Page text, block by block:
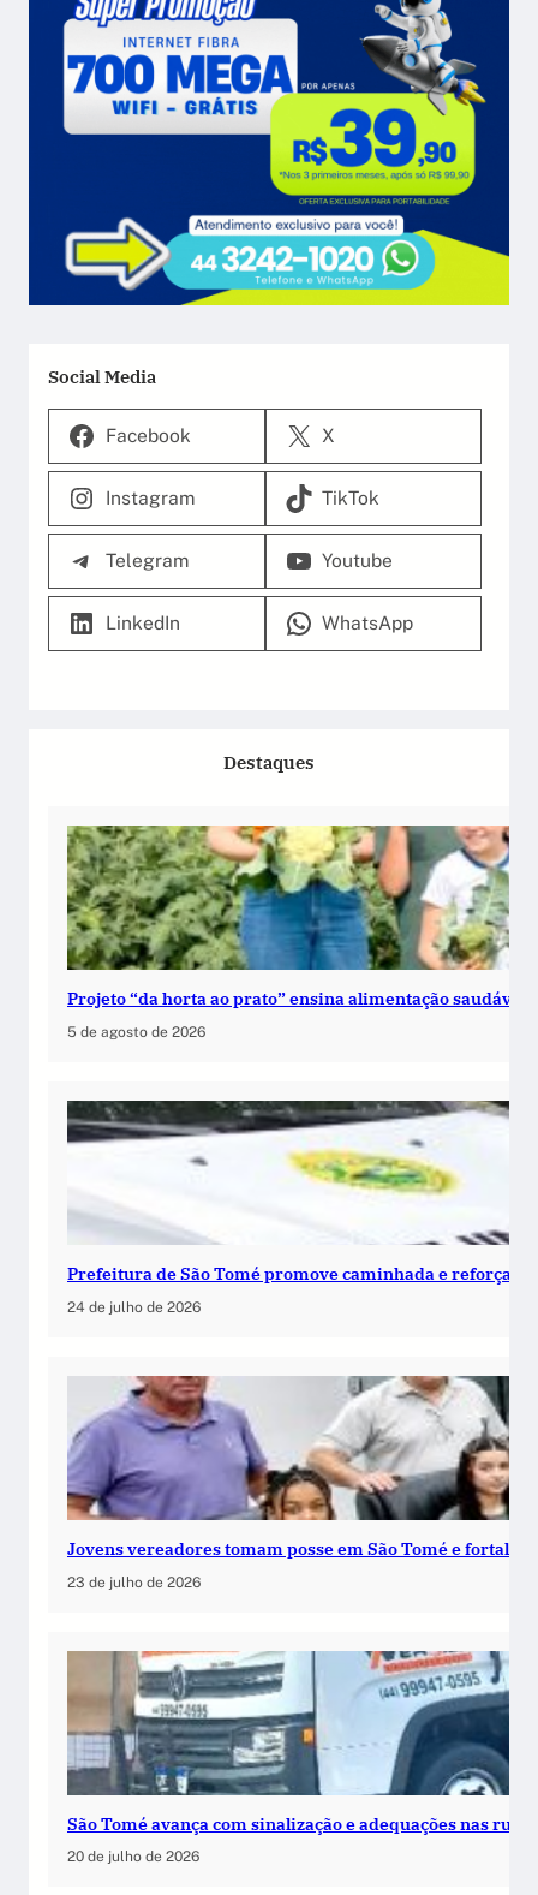
Social Media
Facebook X
Instagram TikTok
Telegram Youtube
LinkedIn WhatsApp
Destaques
Projeto “da horta ao prato” ensina alimentação saudável
5 de agosto de 2026
Prefeitura de São Tomé promove caminhada e reforça
24 de julho de 2026
Jovens vereadores tomam posse em São Tomé e
23 de julho de 2026
São Tomé avança com sinalização e adequações nas ruas
20 de julho de 2026